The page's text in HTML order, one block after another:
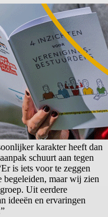
karakter heeft dan
schuurt aan tegen
is iets voor te zeggen
begeleiden, maar wij zien
Uit eerdere
ideeën en ervaringen